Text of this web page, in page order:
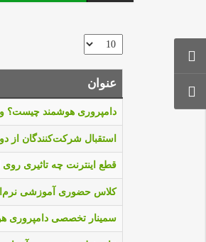
نمایش #
مقالات
عنوان
دامپروری هوشمند چیست؟
استقبال شرکت‌کنندگان از
قطع اینترنت چه تاثیری
کلاس حضوری آموزشی
سمینار تخصصی دامپروری